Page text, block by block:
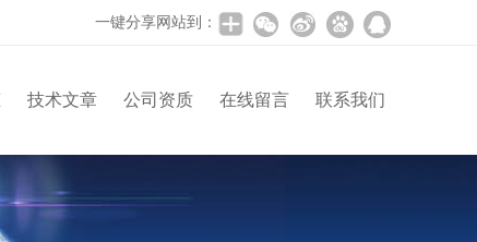
一键分享网站到：
技术文章 公司资质 在线留言 联系我们